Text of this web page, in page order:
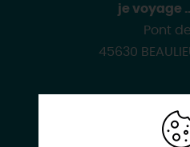
je voyage
Pont
45630